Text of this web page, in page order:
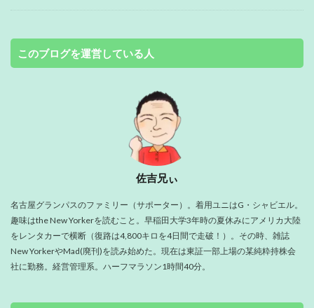
このブログを運営している人
佐吉兄ぃ
名古屋グランパスのファミリー（サポーター）。着用ユニはG・シャビエル。
趣味はthe New Yorkerを読むこと。早稲田大学3年時の夏休みにアメリカ大陸
をレンタカーで横断（復路は4,800キロを4日間で走破！）。その時、雑誌
New YorkerやMad(廃刊)を読み始めた。現在は東証一部上場の某純粋持株会
社に勤務。経営管理系。ハーフマラソン1時間40分。